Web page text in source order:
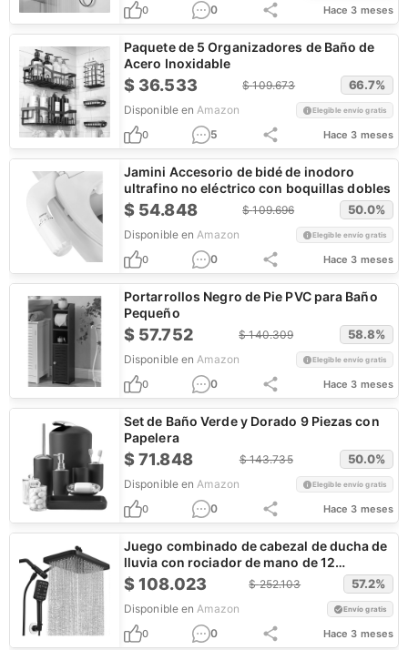
0 0 Hace 3 meses
Paquete de 5 Organizadores de Baño de
Acero Inoxidable
$ 36.533 $109.673 66.7%
Disponible en Amazon Elegible envío gratis
0 5 Hace 3 meses
Jamini Accesorio de bidé de inodoro
ultrafino no eléctrico con boquillas dobles
$ 54.848 $109.696 50.0%
Disponible en Amazon Elegible envío gratis
0 0 Hace 3 meses
Portarrollos Negro de Pie PVC para Baño
Pequeño
$ 57.752 $140.309 58.8%
Disponible en Amazon Elegible envío gratis
0 0 Hace 3 meses
Set de Baño Verde y Dorado 9 Piezas con
Papelera
$71.848 $143.735 50.0%
Disponible en Amazon Elegible envío gratis
0 0 Hace 3 meses
Juego combinado de cabezal de ducha de
lluvia con rociador de mano de 12
pulgadas
$108.023 $252.103 57.2%
Disponible en Amazon Envío gratis
0 0 Hace 3 meses